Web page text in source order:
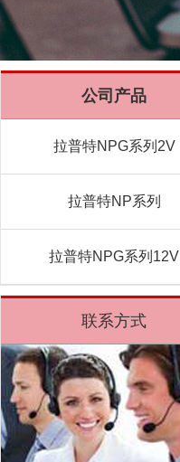
公司产品
拉普特NPG系列2V
拉普特NP系列
拉普特NPG系列12V
联系方式